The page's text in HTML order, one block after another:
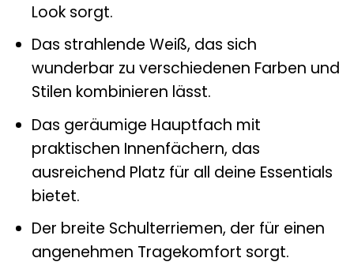
Look sorgt.
Das strahlende Weiß, das sich
wunderbar zu verschiedenen Farben und
Stilen kombinieren lässt.
Das geräumige Hauptfach mit
praktischen Innenfächern, das
ausreichend Platz für all deine Essentials
bietet.
Der breite Schulterriemen, der für einen
angenehmen Tragekomfort sorgt.